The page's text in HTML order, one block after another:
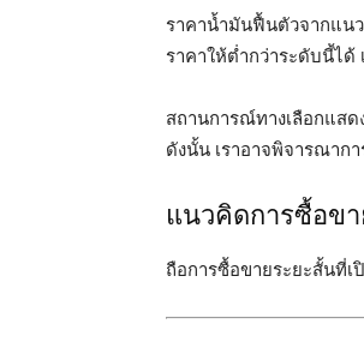
ราคาน้ำมันฟื้นตัวจากแน
ราคาให้ต่ำกว่าระดับนี้ไ
สถานการณ์ทางเลือกแส
ดังนั้น เราอาจพิจารณาก
แนวคิดการซื้อขา
ถือการซื้อขายระยะสั้นที่